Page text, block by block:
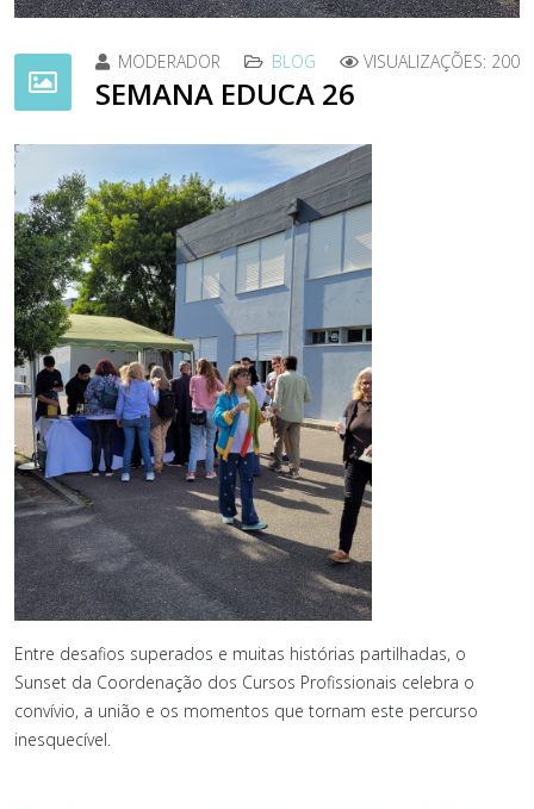
MODERADOR BLOG VISUALIZAÇÕES: 200
SEMANA EDUCA 26
Entre desafios superados e muitas histórias partilhadas, o
Sunset da Coordenação dos Cursos Profissionais celebra o
convívio, a união e os momentos que tornam este percurso
inesquecível.